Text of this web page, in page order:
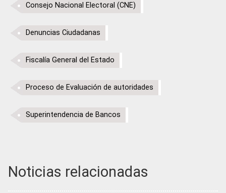
Consejo Nacional Electoral (CNE)
Denuncias Ciudadanas
Fiscalía General del Estado
Proceso de Evaluación de autoridades
Superintendencia de Bancos
Noticias relacionadas